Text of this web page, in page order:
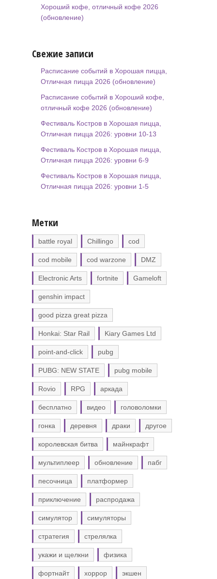
Хороший кофе, отличный кофе 2026
(обновление)
Свежие записи
Расписание событий в Хорошая пицца,
Отличная пицца 2026 (обновление)
Расписание событий в Хороший кофе,
отличный кофе 2026 (обновление)
Фестиваль Костров в Хорошая пицца,
Отличная пицца 2026: уровни 10-13
Фестиваль Костров в Хорошая пицца,
Отличная пицца 2026: уровни 6-9
Фестиваль Костров в Хорошая пицца,
Отличная пицца 2026: уровни 1-5
Метки
battle royal Chillingo cod
cod mobile cod warzone DMZ
Electronic Arts fortnite Gameloft
genshin impact
good pizza great pizza
Honkai: Star Rail Kiary Games Ltd
point-and-click pubg
PUBG: NEW STATE pubg mobile
Rovio RPG аркада
бесплатно видео головоломки
гонка деревня драки другое
королевская битва майнкрафт
мультиплеер обновление пабг
песочница платформер
приключение распродажа
симулятор симуляторы
стратегия стрелялка
укажи и щелкни физика
фортнайт хоррор экшен